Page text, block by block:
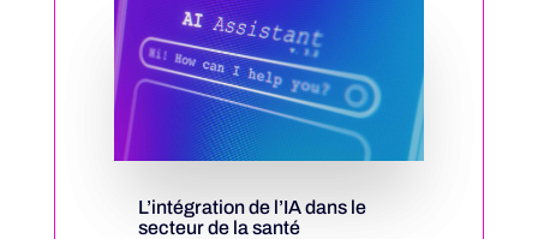
L’intégration de l’IA dans le
secteur de la santé